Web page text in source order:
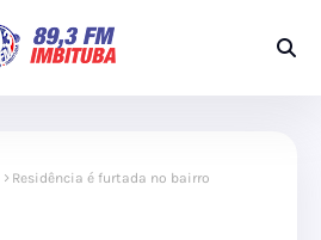
Residência é furtada no bairro